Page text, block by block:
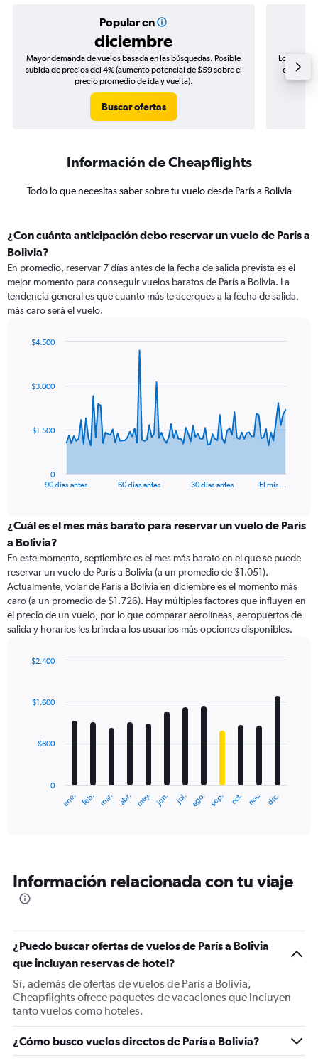
Popular en
diciembre
Mayor demanda de vuelos basada en las búsquedas. Posible
subida de precios del 4% (aumento potencial de $59 sobre el
precio promedio de ida y vuelta).
Buscar ofertas
Los
de
Información de Cheapflights
Todo lo que necesitas saber sobre tu vuelo desde París a Bolivia
¿Con cuánta anticipación debo reservar un vuelo de París a
Bolivia?
En promedio, reservar 7 días antes de la fecha de salida prevista es el
mejor momento para conseguir vuelos baratos de París a Bolivia. La
tendencia general es que cuanto más te acerques a la fecha de salida,
más caro será el vuelo.
data
The
categories.
Range:
categories.
The
chart
has
1
Y
displaying
90 días antes 60 días antes 30 días antes El mis…
0
$1.500
$3.000
$4.500
¿Cuál es el mes más barato para reservar un vuelo de París
a Bolivia?
En este momento, septiembre es el mes más barato en el que se puede
reservar un vuelo de París a Bolivia (a un promedio de $1.051).
Actualmente, volar de París a Bolivia en diciembre es el momento más
caro (a un promedio de $1.726). Hay múltiples factores que influyen en
el precio de un vuelo, por lo que comparar aerolíneas, aeropuertos de
salida y horarios les brinda a los usuarios más opciones disponibles.
with
12
The
categories.
The
Y
axis
displaying
values.
Range:
0
2400.
ene. feb. mar. abr. may. jun. jul. ago. sep. oct. nov. dic.
0
$800
$1.600
$2.400
Información relacionada con tu viaje
¿Puedo buscar ofertas de vuelos de París a Bolivia
que incluyan reservas de hotel?
Sí, además de ofertas de vuelos de París a Bolivia,
Cheapflights ofrece paquetes de vacaciones que incluyen
tanto vuelos como hoteles.
¿Cómo busco vuelos directos de París a Bolivia?